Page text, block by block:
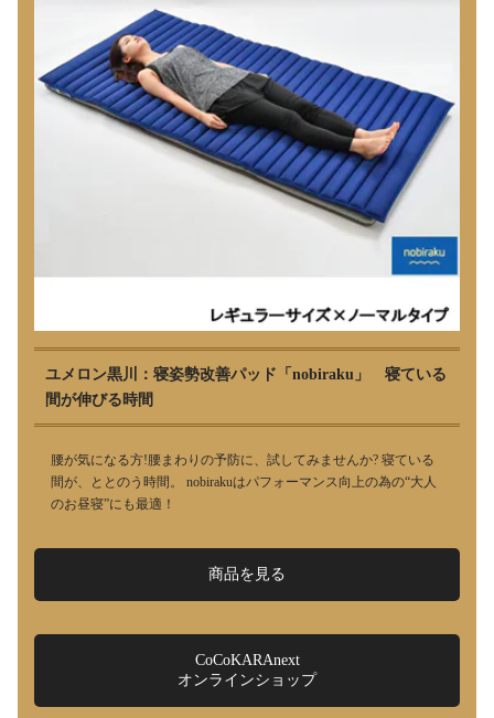
ユメロン黒川：寝姿勢改善パッド「nobiraku」 寝ている
間が伸びる時間
腰が気になる方!腰まわりの予防に、試してみませんか? 寝ている
間が、ととのう時間。 nobirakuはパフォーマンス向上の為の“大人
のお昼寝”にも最適！
商品を見る
CoCoKARAnext
オンラインショップ